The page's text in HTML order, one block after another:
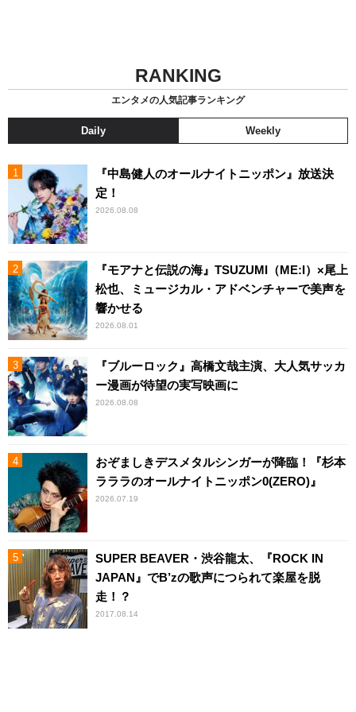
RANKING
エンタメの人気記事ランキング
Daily Weekly
『中島健人のオールナイトニッポン』放送決
定！
2026.08.08
『モアナと伝説の海』TSUZUMI（ME:I）×尾上
松也、ミュージカル・アドベンチャーで美声を
響かせる
2026.08.01
『ブルーロック』高橋文哉主演、大人気サッカ
ー漫画が待望の実写映画に
2026.08.08
おぞましきデスメタルシンガーが降臨！『杉本
ラララのオールナイトニッポン0(ZERO)』
2026.07.19
SUPER BEAVER・渋谷龍太、『ROCK IN
JAPAN』でB’zの歌声につられて楽屋を脱
走！？
2017.08.14